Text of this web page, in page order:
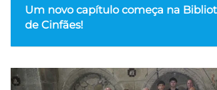
Um novo capítulo começa na
de Cinfães!